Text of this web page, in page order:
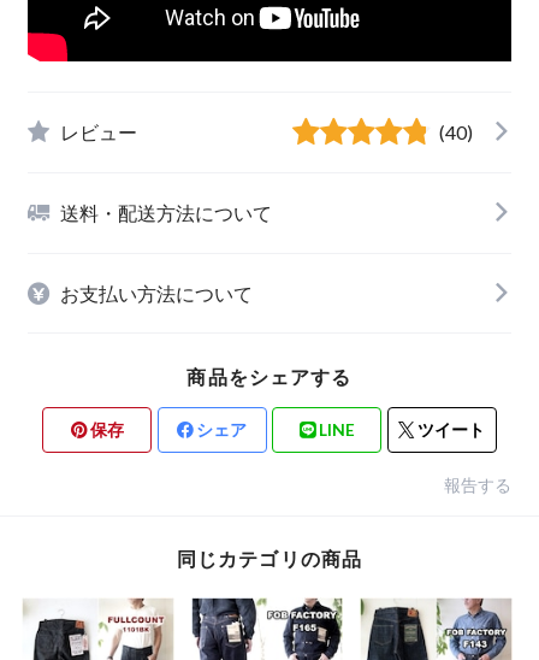
レビュー (40)
送料・配送方法について
お支払い方法について
商品をシェアする
保存 シェア LINE ツイート
報告する
同じカテゴリの商品